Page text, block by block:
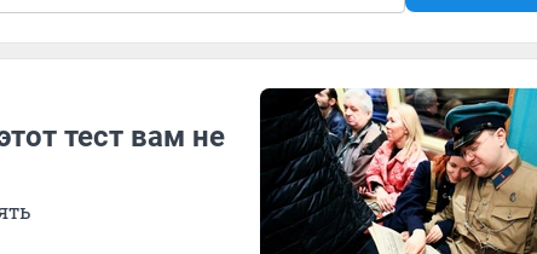
тест вам не